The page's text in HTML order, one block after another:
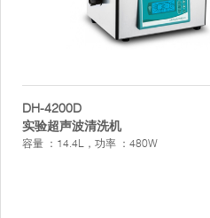
DH-4200D
实验超声波清洗机
容量 ：14.4L，功率 ：480W